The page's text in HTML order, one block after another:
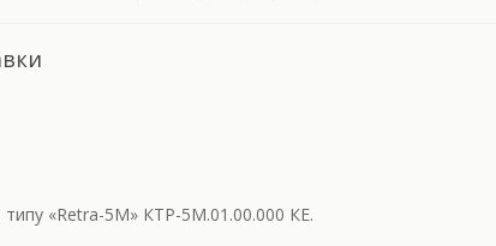
типу «Retra-5M» КТР-5М.01.00.000 КЕ.